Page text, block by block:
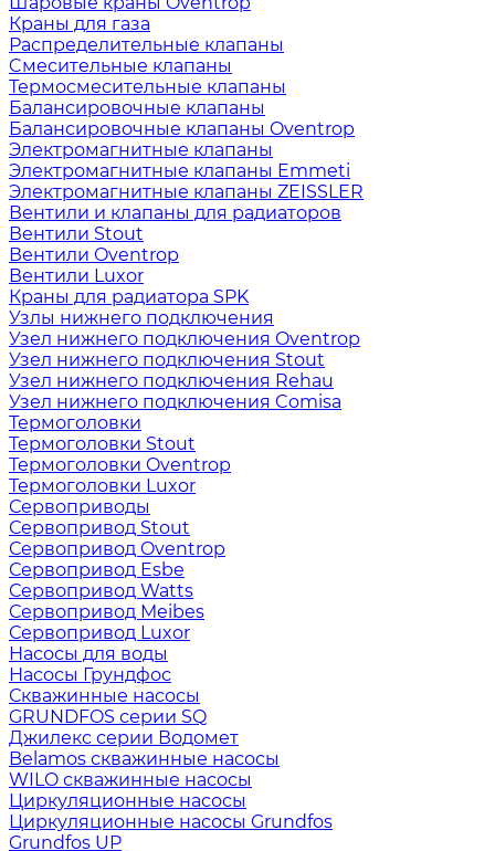
Краны для газа
Распределительные клапаны
Cмесительные клапаны
Термосмесительные клапаны
Балансировочные клапаны
Балансировочные клапаны Oventrop
Электромагнитные клапаны
Электромагнитные клапаны Emmeti
Электромагнитные клапаны ZEISSLER
Вентили и клапаны для радиаторов
Вентили Stout
Вентили Oventrop
Вентили Luxor
Краны для радиатора SPK
Узлы нижнего подключения
Узел нижнего подключения Oventrop
Узел нижнего подключения Stout
Узел нижнего подключения Rehau
Узел нижнего подключения Comisa
Термоголовки
Термоголовки Stout
Термоголовки Oventrop
Термоголовки Luxor
Сервоприводы
Сервопривод Stout
Сервопривод Oventrop
Сервопривод Esbe
Сервопривод Watts
Сервопривод Meibes
Сервопривод Luxor
Насосы для воды
Насосы Грундфос
Скважинные насосы
GRUNDFOS серии SQ
Джилекс серии Водомет
Belamos скважинные насосы
WILO скважинные насосы
Циркуляционные насосы
Циркуляционные насосы Grundfos
Grundfos UP